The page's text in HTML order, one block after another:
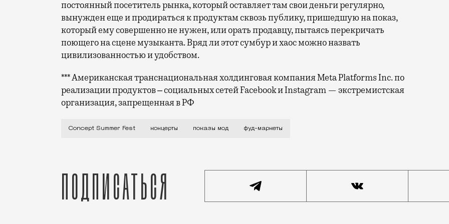
постоянный посетитель рынка, который оставляет там свои деньги регулярно,
вынужден еще и продираться к продуктам сквозь публику, пришедшую на показ,
который ему совершенно не нужен, или орать продавцу, пытаясь перекричать
поющего на сцене музыканта. Вряд ли этот сумбур и хаос можно назвать
цивилизованностью и удобством.
*** Американская транснациональная холдинговая компания Meta Platforms Inc. по
реализации продуктов ‒ социальных сетей Facebook и Instagram — экстремистская
организация, запрещенная в РФ
Concept Summer Fest концерты показы мод фуд-маркеты
Подписаться